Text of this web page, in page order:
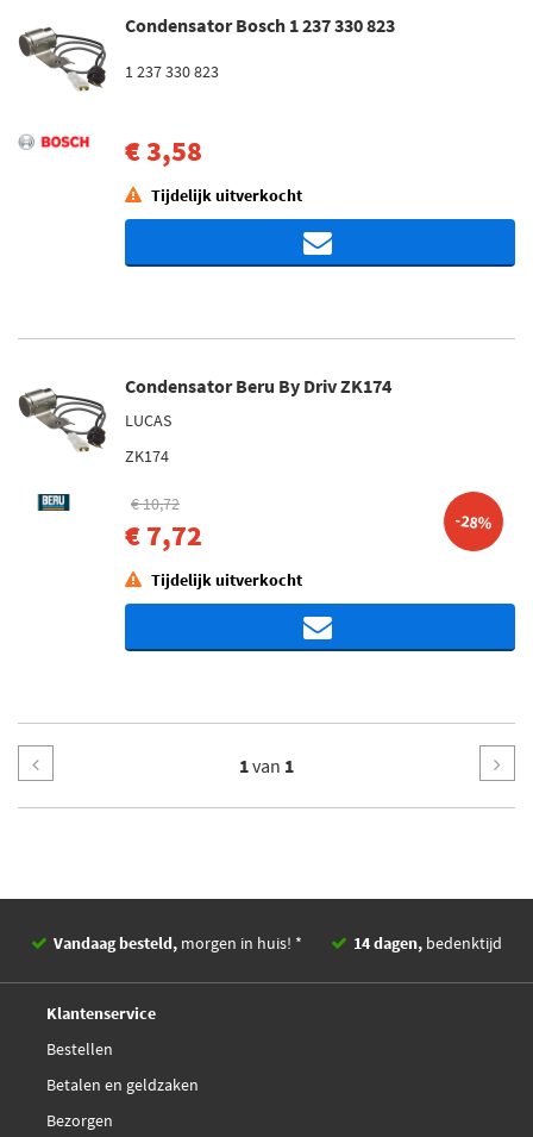
Condensator Bosch 1 237 330 823
1 237 330 823
€ 3,58
Tijdelijk uitverkocht
Condensator Beru By Driv ZK174
LUCAS
ZK174
€ 10,72
€ 7,72 -28%
Tijdelijk uitverkocht
1van 1
Vandaag besteld, morgen in huis! * 14 dagen, bedenktijd
Klantenservice
Bestellen
Betalen en geldzaken
Bezorgen